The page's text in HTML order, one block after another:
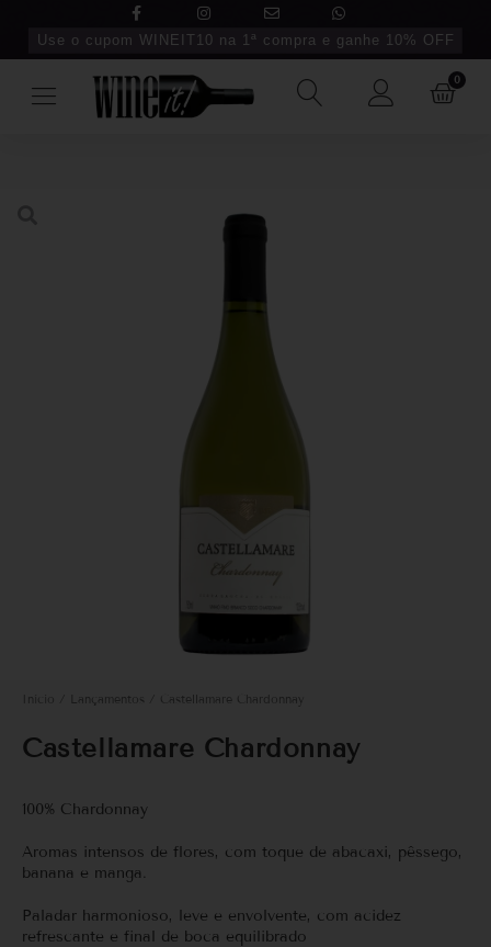
Use o cupom WINEIT10 na 1ª compra e ganhe 10% OFF
0
Início Lançamentos / Castellamare Chardonnay
Castellamare Chardonnay
100% Chardonnay
Aromas intensos de flores, com toque de abacaxi, pêssego,
banana e manga.
Paladar harmonioso, leve e envolvente, com acidez
refrescante e final de boca equilibrado